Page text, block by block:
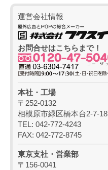
運営会社情報
お問合せはこちらまで！
本社・工場
〒252-0132
相模原市緑区橋本台2-7-18
TEL: 042-772-4243
FAX: 042-772-8745
東京支社・営業部
〒156-0041